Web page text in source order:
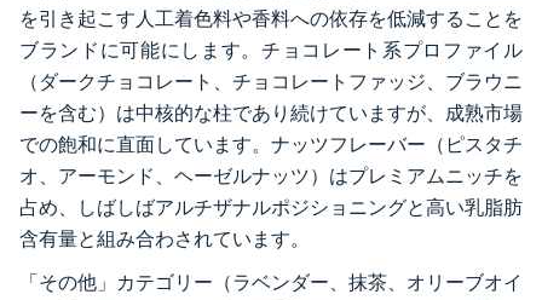
を引き起こす人工着色料や香料への依存を低減することを
ブランドに可能にします。チョコレート系プロファイル
（ダークチョコレート、チョコレートファッジ、ブラウニ
ーを含む）は中核的な柱であり続けていますが、成熟市場
での飽和に直面しています。ナッツフレーバー（ピスタチ
オ、アーモンド、ヘーゼルナッツ）はプレミアムニッチを
占め、しばしばアルチザナルポジショニングと高い乳脂肪
含有量と組み合わされています。
「その他」カテゴリー（ラベンダー、抹茶、オリーブオイ